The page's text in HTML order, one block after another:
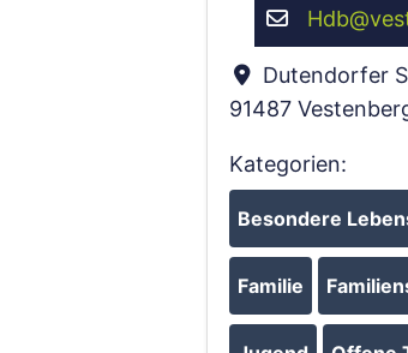
Hdb@
Dutendorfer
91487
Kategorien:
Besondere
Familie